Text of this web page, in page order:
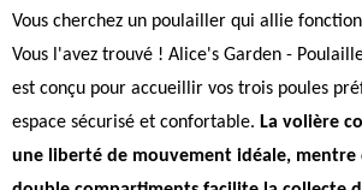
Vous cherchez un poulailler qui allie
Vous l'avez trouvé ! Alice's Garden -
est conçu pour accueillir vos trois poules
espace sécurisé et confortable. La volière
une liberté de mouvement idéale, mentre